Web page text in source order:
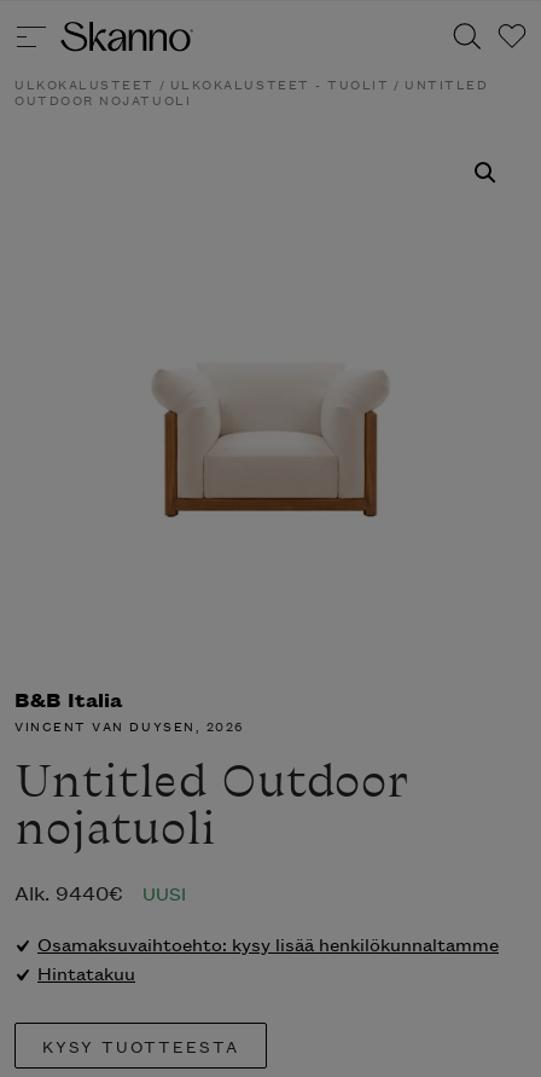
ULKOKALUSTEET / ULKOKALUSTEET - TUOLIT / UNTITLED
OUTDOOR NOJATUOLI
B&B Italia
VINCENT VAN DUYSEN, 2026
Untitled Outdoor
nojatuoli
Alk. 9440€
UUSI
Osamaksuvaihtoehto: kysy lisää henkilökunnaltamme
Hintatakuu
KYSY TUOTTEESTA